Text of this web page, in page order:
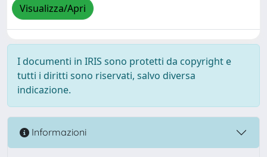
Visualizza/Apri
I documenti in IRIS sono protetti da copyright e
tutti i diritti sono riservati, salvo diversa
indicazione.
Informazioni